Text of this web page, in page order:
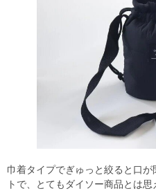
巾着タイプでぎゅっと絞ると口
トで、とてもダイソー商品とは思